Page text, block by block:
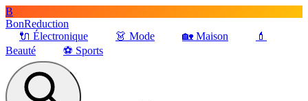
B
BonReduction
🔌 Électronique 👗 Mode 🏡 Maison
💄
Beauté
⚽️ Sports